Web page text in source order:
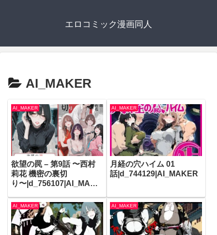
エロコミック漫画同人
AI_MAKER
AI_MAKER
欲望の罠 – 第9話 〜西村
莉花 機密の裏切
り〜|d_756107|AI_MAKE
AI_MAKER
月経の穴ハイム 01
話|d_744129|AI_MAKER
AI_MAKER AI_MAKER